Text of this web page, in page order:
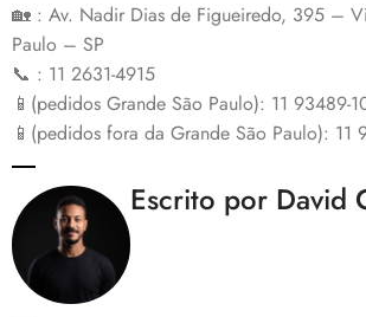
🏡 : Av. Nadir Dias de Figueiredo, 395 –
Paulo – SP
📞 : 11 2631-4915
📱(pedidos Grande São Paulo): 11 93489-
📱(pedidos fora da Grande São Paulo): 11
Escrito por David